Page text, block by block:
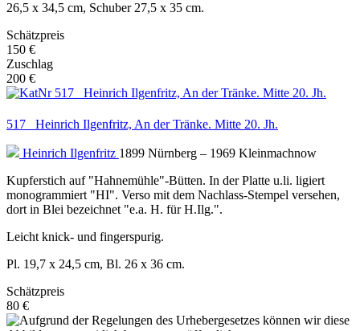
26,5 x 34,5 cm, Schuber 27,5 x 35 cm.
Schätzpreis
150 €
Zuschlag
200 €
517 Heinrich Ilgenfritz, An der Tränke. Mitte 20. Jh.
Heinrich Ilgenfritz 1899 Nürnberg – 1969 Kleinmachnow
Kupferstich auf "Hahnemühle"-Bütten. In der Platte u.li. ligiert
monogrammiert "HI". Verso mit dem Nachlass-Stempel versehen,
dort in Blei bezeichnet "e.a. H. für H.Ilg.".
Leicht knick- und fingerspurig.
Pl. 19,7 x 24,5 cm, Bl. 26 x 36 cm.
Schätzpreis
80 €